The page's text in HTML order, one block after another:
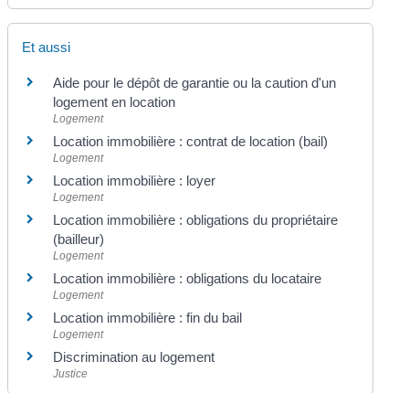
Et aussi
Aide pour le dépôt de garantie ou la caution d'un
logement en location
Logement
Location immobilière : contrat de location (bail)
Logement
Location immobilière : loyer
Logement
Location immobilière : obligations du propriétaire
(bailleur)
Logement
Location immobilière : obligations du locataire
Logement
Location immobilière : fin du bail
Logement
Discrimination au logement
Justice